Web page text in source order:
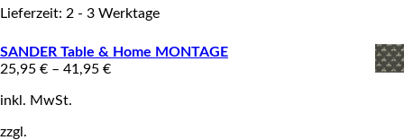
Lieferzeit: 2 - 3 Werktage
SANDER Table & Home MONTAGE
25,95 € – 41,95 €
inkl. MwSt.
zzgl.